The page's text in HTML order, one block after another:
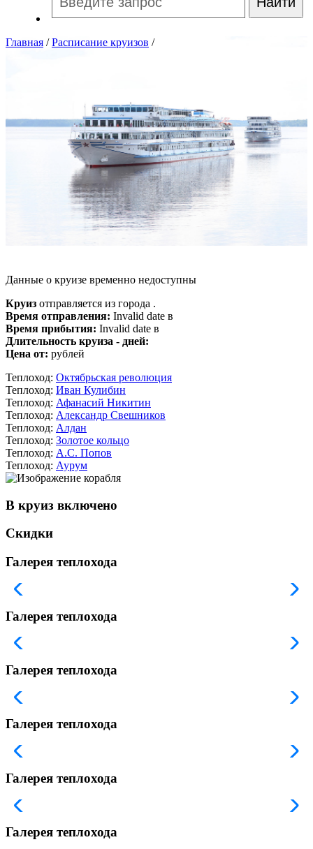
Главная /Расписание круизов /
Данные о круизе временно недоступны
Круиз отправляется из города .
Время отправления: Invalid date в
Время прибытия: Invalid date в
Длительность круиза - дней:
Цена от: рублей
Теплоход: Октябрьская революция
Теплоход: Иван Кулибин
Теплоход: Афанасий Никитин
Теплоход: Александр Свешников
Теплоход: Алдан
Теплоход: Золотое кольцо
Теплоход: А.С. Попов
Теплоход: Аурум
В круиз включено
Скидки
Галерея теплохода
Галерея теплохода
Галерея теплохода
Галерея теплохода
Галерея теплохода
Галерея теплохода